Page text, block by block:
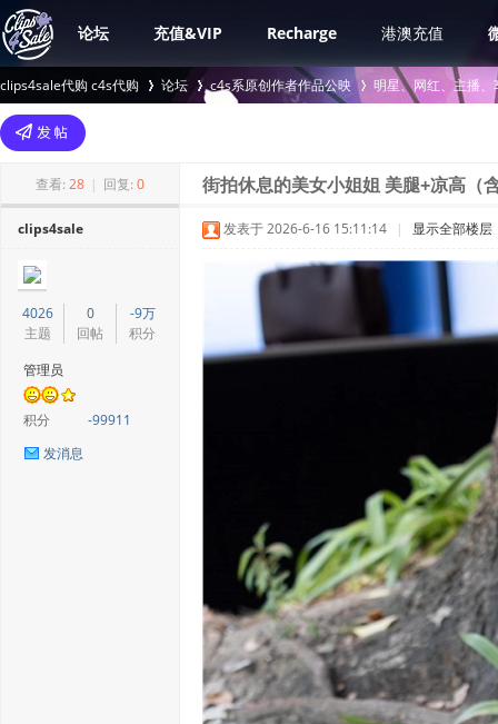
论坛 充值&VIP Recharge 港澳充值
clips4sale代购 c4s代购
>
论坛 c4s系原创作者作品公映
›
明星、网红、主播
查看: 28 | 回复: 0 街拍休息的美女小姐姐 美腿+凉高（
clips4sale
4026
主题
0
回帖
-9万
积分
管理员
积分
-99911
发消息
发表于 2026-6-16 15:11:14 | 显示全部楼层